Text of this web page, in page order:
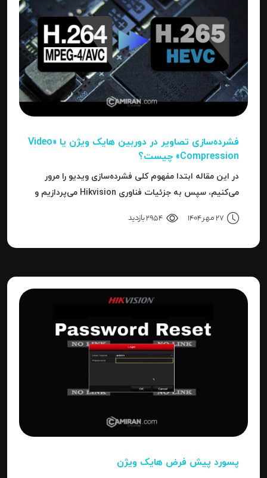
فشرده‌سازی تصاویر در دوربین‌ هایک ویژن یا «Video
Compression» چیست؟
در این مقاله ابتدا مفهوم کلی فشرده‌سازی ویدیو را مرور
می‌کنیم، سپس به جزئیات فناوری Hikvision می‌پردازیم و
نتیجه می‌رسیم.
27 مهر 1404 2954 بازدید
پسورد پیش فرض هایک ویژن